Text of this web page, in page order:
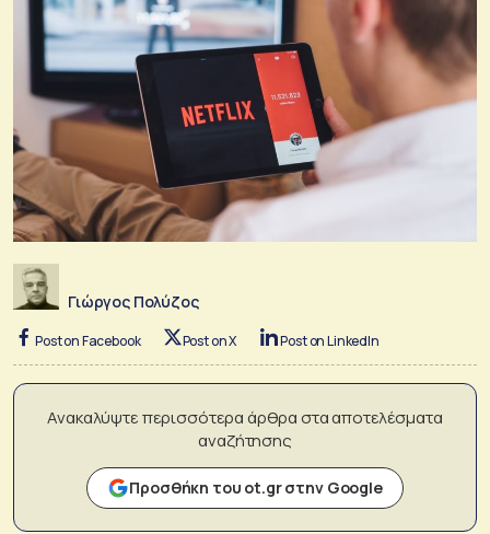
Γιώργος Πολύζος
Post on Facebook Post on X Post on LinkedIn
Ανακαλύψτε περισσότερα άρθρα στα αποτελέσματα
αναζήτησης
Προσθήκη του ot.gr στην Google